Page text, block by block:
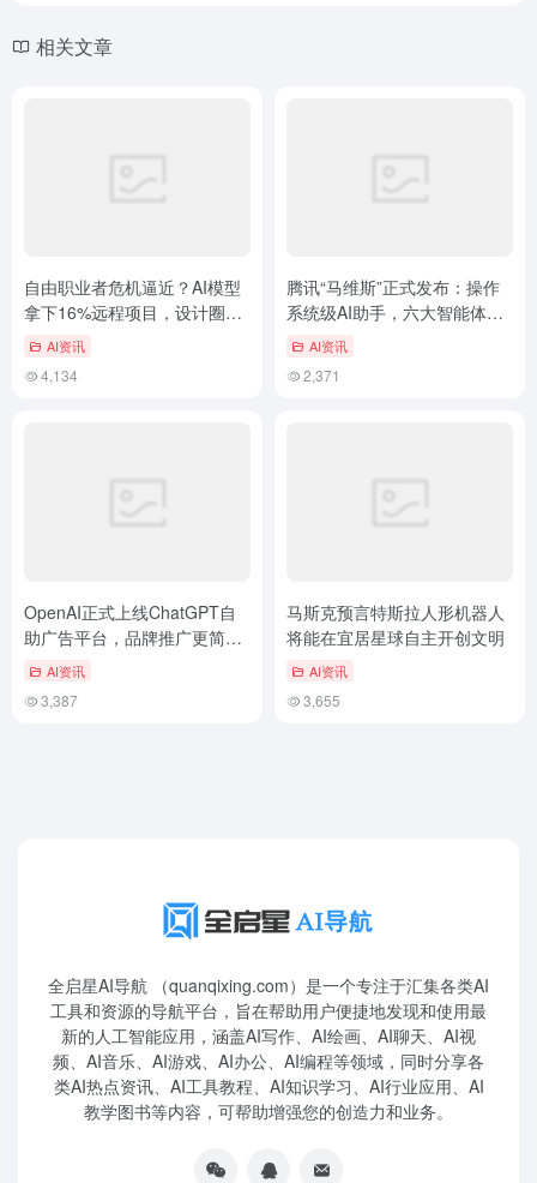
相关文章
自由职业者危机逼近？AI模型
拿下16%远程项目，设计圈巨
变 AI资讯
4,134
腾讯“马维斯”正式发布：操作
系统级AI助手，六大智能体全
天候待命
AI资讯
2,371
OpenAI正式上线ChatGPT自
助广告平台，品牌推广更简
单！AI资讯
3,387
马斯克预言特斯拉人形机器人
将能在宜居星球自主开创文明
AI资讯
3,655
全启星AI导航 （quanqixing.com）是一个专注于汇集各类AI
工具和资源的导航平台，旨在帮助用户便捷地发现和使用最
新的人工智能应用，涵盖AI写作、AI绘画、AI聊天、AI视
频、AI音乐、AI游戏、AI办公、AI编程等领域，同时分享各
类AI热点资讯、AI工具教程、AI知识学习、AI行业应用、AI
教学图书等内容，可帮助增强您的创造力和业务。